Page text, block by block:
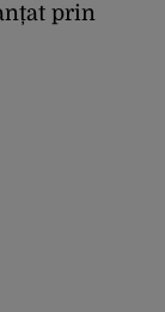
prin